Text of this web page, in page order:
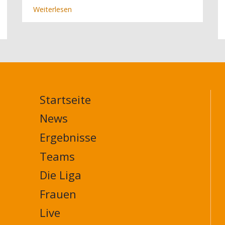
Weiterlesen
Heimspiel
MAIN
NAVIGATION
FOOTER
Startseite
News
Ergebnisse
Teams
Die Liga
Frauen
Live